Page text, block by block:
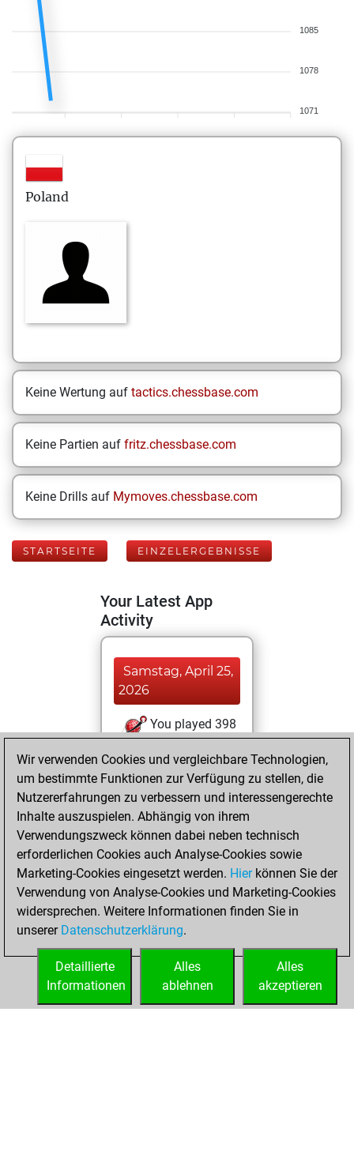
1085
1078
1071
Poland
Keine Wertung auf tactics.chessbase.com
Keine Partien auf fritz.chessbase.com
Keine Drills auf Mymoves.chessbase.com
STARTSEITE EINZELERGEBNISSE
Your Latest App
Activity
Samstag, April 25,
2026
You played 398
You scored
+188 =21 -189 in
blitz
Montag, Februar
10, 2025
You played 2
bullet games
Play
You scored +0
=0 -2 in bullet
Wir verwenden Cookies und vergleichbare Technologien,
um bestimmte Funktionen zur Verfügung zu stellen, die
Nutzererfahrungen zu verbessern und interessengerechte
Inhalte auszuspielen. Abhängig von ihrem
Verwendungszweck können dabei neben technisch
erforderlichen Cookies auch Analyse-Cookies sowie
Marketing-Cookies eingesetzt werden. Hierkönnen Sie der
Verwendung von Analyse-Cookies und Marketing-Cookies
widersprechen. Weitere Informationen finden Sie in
unserer Datenschutzerklärung.
Alles
akzeptieren
Alles
ablehnen
Detaillierte
Informationen